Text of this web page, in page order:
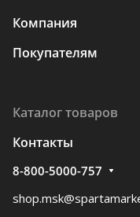
Компания
Покупателям
Каталог товаров
Контакты
8-800-5000-757